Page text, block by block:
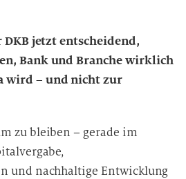
DKB jetzt entscheidend,
Bank und Branche wirklich
wird – und nicht zur
zu bleiben – gerade im
und nachhaltige Entwicklung